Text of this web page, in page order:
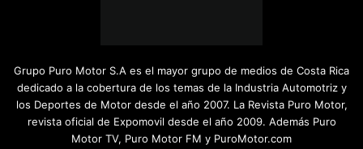
Grupo Puro Motor S.A es el mayor grupo de medios de Costa Rica
dedicado a la cobertura de los temas de la Industria Automotriz y
los Deportes de Motor desde el año 2007. La Revista Puro Motor,
revista oficial de Expomovil desde el año 2009. Además Puro
Motor TV, Puro Motor FM y PuroMotor.com